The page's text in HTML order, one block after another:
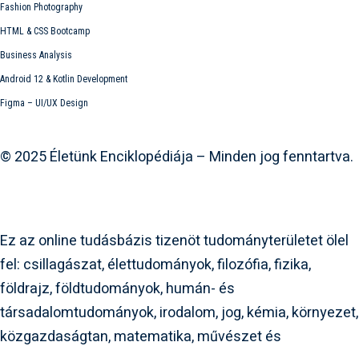
Fashion Photography
HTML & CSS Bootcamp
Business Analysis
Android 12 & Kotlin Development
Figma – UI/UX Design
© 2025 Életünk Enciklopédiája – Minden jog fenntartva.
Ez az online tudásbázis tizenöt tudományterületet ölel
fel: csillagászat, élettudományok, filozófia, fizika,
földrajz, földtudományok, humán- és
társadalomtudományok, irodalom, jog, kémia, környezet,
közgazdaságtan, matematika, művészet és